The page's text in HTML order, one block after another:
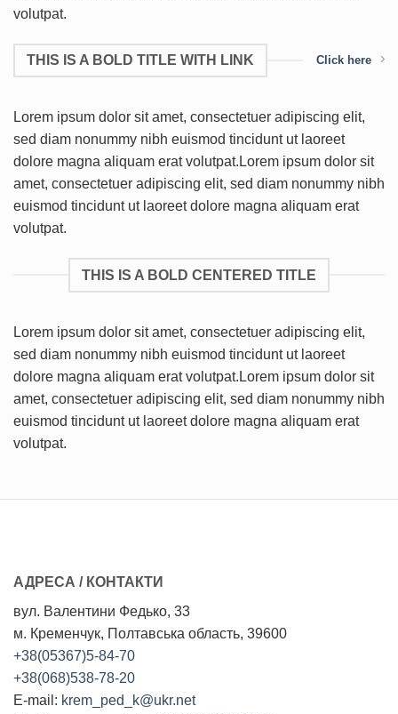
volutpat.
THIS IS A BOLD TITLE WITH LINK Click here
Lorem ipsum dolor sit amet, consectetuer adipiscing elit,
sed diam nonummy nibh euismod tincidunt ut laoreet
dolore magna aliquam erat volutpat.Lorem ipsum dolor sit
amet, consectetuer adipiscing elit, sed diam nonummy nibh
euismod tincidunt ut laoreet dolore magna aliquam erat
volutpat.
THIS IS A BOLD CENTERED TITLE
Lorem ipsum dolor sit amet, consectetuer adipiscing elit,
sed diam nonummy nibh euismod tincidunt ut laoreet
dolore magna aliquam erat volutpat.Lorem ipsum dolor sit
amet, consectetuer adipiscing elit, sed diam nonummy nibh
euismod tincidunt ut laoreet dolore magna aliquam erat
volutpat.
АДРЕСА / КОНТАКТИ
вул. Валентини Федько, 33
м. Кременчук, Полтавська область, 39600
+38(05367)5-84-70
+38(068)538-78-20
E-mail: krem_ped_k@ukr.net